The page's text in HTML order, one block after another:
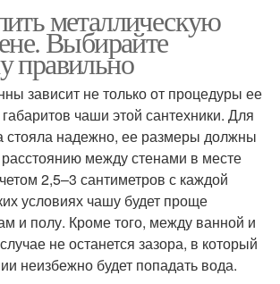
металлическую
Выбирайте
правильно
зависит не только от процедуры ее
чаши этой сантехники. Для
стояла надежно, ее размеры должны
расстоянию между стенами в месте
2,5–3 сантиметров с каждой
условиях чашу будет проще
и полу. Кроме того, между ванной и
не останется зазора, в который
неизбежно будет попадать вода.